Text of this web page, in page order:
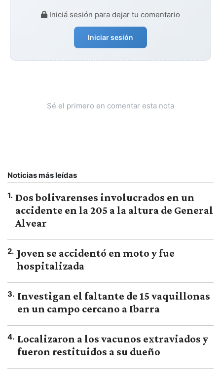
Iniciá sesión para dejar tu comentario
Iniciar sesión
Sé el primero en comentar esta nota
Noticias más leídas
1. Dos bolivarenses involucrados en un
accidente en la 205 a la altura de General
Alvear
2. Joven se accidentó en moto y fue
hospitalizada
3. Investigan el faltante de 15 vaquillonas
en un campo cercano a Ibarra
4. Localizaron a los vacunos extraviados y
fueron restituidos a su dueño